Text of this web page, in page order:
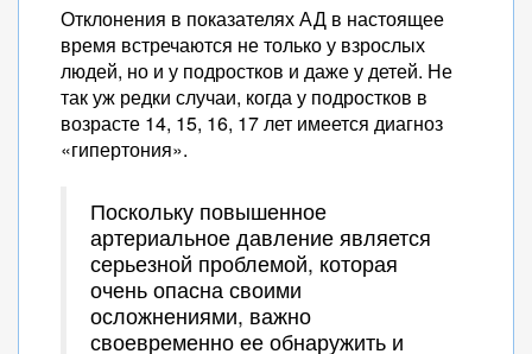
Отклонения в показателях АД в настоящее
время встречаются не только у взрослых
людей, но и у подростков и даже у детей. Не
так уж редки случаи, когда у подростков в
возрасте 14, 15, 16, 17 лет имеется диагноз
«гипертония».
Поскольку повышенное
артериальное давление является
серьезной проблемой, которая
очень опасна своими
осложнениями, важно
своевременно ее обнаружить и